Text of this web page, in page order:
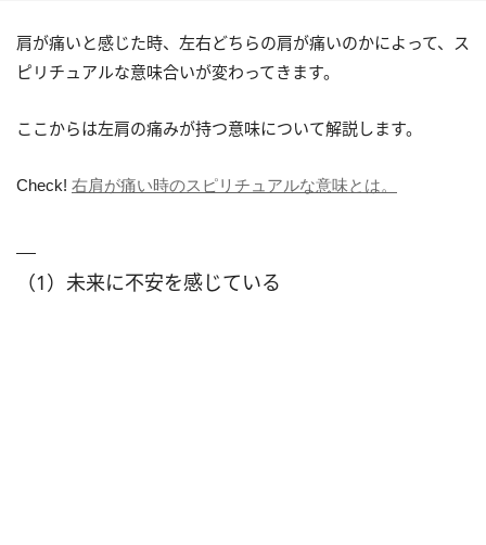
肩が痛いと感じた時、左右どちらの肩が痛いのかによって、ス
ピリチュアルな意味合いが変わってきます。
ここからは左肩の痛みが持つ意味について解説します。
Check! 右肩が痛い時のスピリチュアルな意味とは。
（1）未来に不安を感じている